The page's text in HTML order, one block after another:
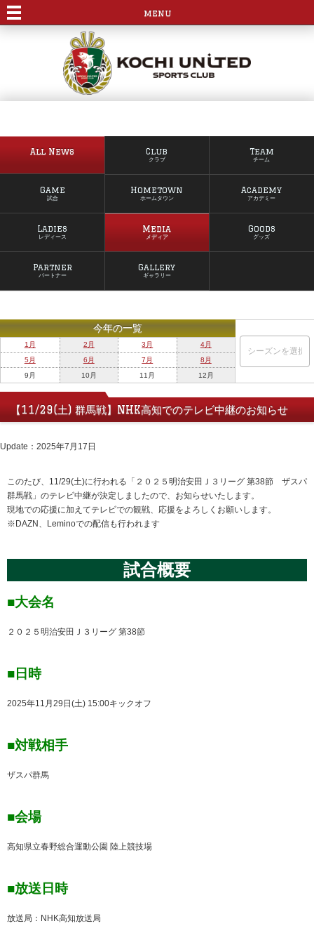
menu
All News Club
クラブ
Team
チーム
Game
試合
Hometown
ホームタウン
Academy
アカデミー
Ladies
レディース
Media
メディア
Goods
グッズ
Partner
パートナー
Gallery
ギャラリー
今年の一覧
1月 2月 3月
4月
5月
6月 7月
8月
9月
10月 11月 12月
【11/29(土) 群馬戦】NHK高知でのテレビ中継のお知らせ
Update：2025年7月17日
このたび、11/29(土)に行われる「２０２５明治安田Ｊ３リーグ 第38節 ザスパ
群馬戦」のテレビ中継が決定しましたので、お知らせいたします。
現地での応援に加えてテレビでの観戦、応援をよろしくお願いします。
※DAZN、Leminoでの配信も行われます
試合概要
■大会名
２０２５明治安田Ｊ３リーグ 第38節
■ 日時
2025年11月29日(土) 15:00キックオフ
■対戦相手
ザスパ群馬
■会場
高知県立春野総合運動公園 陸上競技場
■放送日時
放送局：NHK高知放送局